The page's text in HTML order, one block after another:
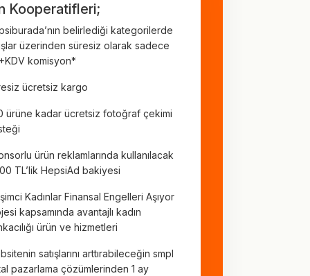
Kooperatifleri;
belirlediği kategorilerde
üzerinden süresiz olarak sadece
komisyon*
ücretsiz kargo
ürüne kadar ücretsiz fotoğraf çekimi
ürün reklamlarında kullanılacak
TL’lik HepsiAd bakiyesi
Kadınlar Finansal Engelleri Aşıyor
kapsamında avantajlı kadın
ürün ve hizmetleri
satışlarını arttırabileceğin smpl
pazarlama çözümlerinden 1 ay